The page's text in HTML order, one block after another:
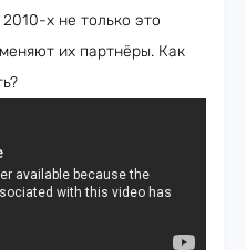
х не только это
их партнёры. Как